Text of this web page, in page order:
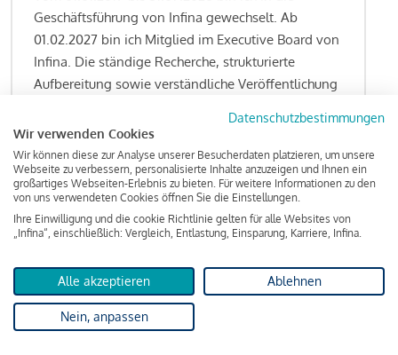
Geschäftsführung von Infina gewechselt. Ab
01.02.2027 bin ich Mitglied im Executive Board von
Infina. Die ständige Recherche, strukturierte
Aufbereitung sowie verständliche Veröffentlichung
Kreditgeschäft gehören zu den wesentlichen
Schwerpunktsetzungen meiner Funktion.
Lesen Sie meine Finanzierungs-Tipps
KreditindexDas Wohnkredit Barometer
Datenschutzbestimmungen
Wir verwenden Cookies
Wir können diese zur Analyse unserer Besucherdaten platzieren, um unsere
Webseite zu verbessern, personalisierte Inhalte anzuzeigen und Ihnen ein
großartiges Webseiten-Erlebnis zu bieten. Für weitere Informationen zu den
von uns verwendeten Cookies öffnen Sie die Einstellungen.
Ihre Einwilligung und die cookie Richtlinie gelten für alle Websites von
„Infina“, einschließlich: Vergleich, Entlastung, Einsparung, Karriere, Infina.
Alle akzeptieren Ablehnen
Nein, anpassen